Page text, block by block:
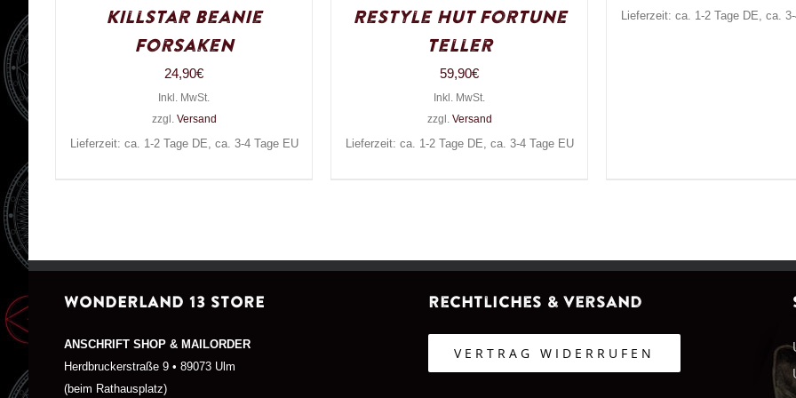
Killstar Beanie
Forsaken
24,90€
Inkl. MwSt.
zzgl. Versand
Lieferzeit: ca. 1-2 Tage DE, ca. 3-4 Tage EU
Restyle Hut Fortune
Teller
59,90€
Inkl. MwSt.
zzgl. Versand
Lieferzeit: ca. 1-2 Tage DE, ca. 3-4 Tage EU
Lieferzeit: ca. 1-2 Tage DE, ca.
WONDERLAND 13 STORE
ANSCHRIFT SHOP & MAILORDER
Herdbruckerstraße 9 • 89073 Ulm
(beim Rathausplatz)
Rechtliches & Versand
VERTRAG WIDERRUFEN